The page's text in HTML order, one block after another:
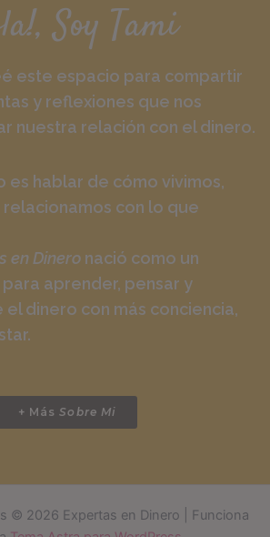
Soy Tami
este espacio para compartir
y reflexiones que nos
nuestra relación con el dinero.
es hablar de cómo vivimos,
con lo que
en Dinero nació como un
aprender, pensar y
dinero con más conciencia,
+ MásSobre Mi
© 2026 Expertas en Dinero | Funciona